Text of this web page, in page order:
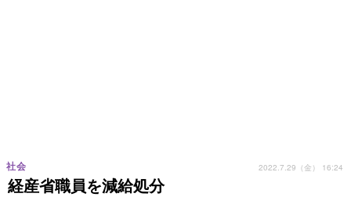
経産省職員を減給処分
社会 2022.7.29（金） 16:24